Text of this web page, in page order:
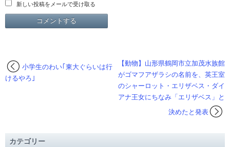
新しい投稿をメールで受け取る
【動物】山形県鶴岡市立加茂水族館
がゴマフアザラシの名前を、英王室
のシャーロット・エリザベス・ダイ
アナ王女にちなみ「エリザベス」と
決めたと発表
小学生のわい｢東大ぐらいは行
けるやろ｣
カテゴリー